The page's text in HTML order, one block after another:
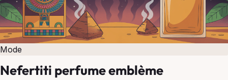
Mode
Nefertiti perfume emblème